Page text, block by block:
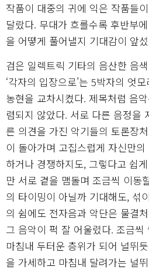
작품이 대중의 귀에 익은 작품들
달랐다. 무대가 흐를수록 후반부
을 어떻게 풀어낼지 기대감이 앞
검은 일렉트릭 기타의 음산한 음
‘각자의 입장으로’는 5박자의 엇
농현을 교차시켰다. 제목처럼 음
렴되지 않았다. 서로 다른 음정을
른 의견을 가진 악기들의 토론장
이 돌아가며 고집스럽게 자신만
하거나 경쟁하지도, 그렇다고 쉽
만 서로 곁을 맴돌며 조금씩 이동
의 타이밍이 아닐까 기대해도, 섞
의 쉼에도 전자음과 악단은 물결
그 음악이 퍽 잘 어울렸다. 조금씩
마침내 두터운 층위가 되어 널뛰
을 가세하고 마침내 달려가는 널